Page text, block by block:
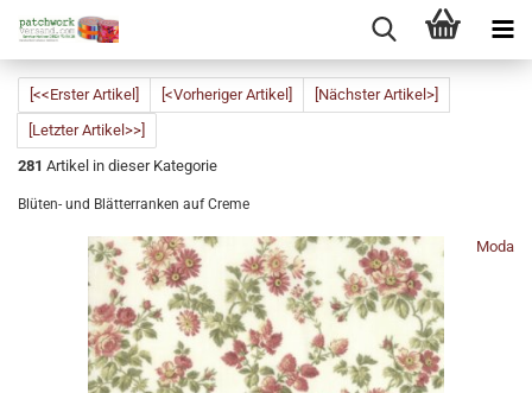
[<<Erster Artikel] [<Vorheriger Artikel]
[Nächster Artikel>]
[Letzter Artikel>>]
281 Artikel in dieser Kategorie
Blüten- und Blätterranken auf Creme
Moda